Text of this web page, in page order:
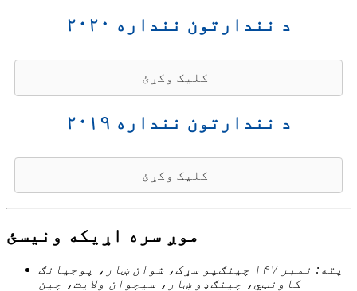
د نندارتون ننداره ۲۰۲۰
کلیک وکړئ
د نندارتون ننداره ۲۰۱۹
کلیک وکړئ
موږ سره اړیکه ونیسئ
پته: نمبر ۱۴۷ چینګپو سړک، شوان ښار، پوجیانګ
کاونټي، چینګډو ښار، سیچوان ولایت، چین